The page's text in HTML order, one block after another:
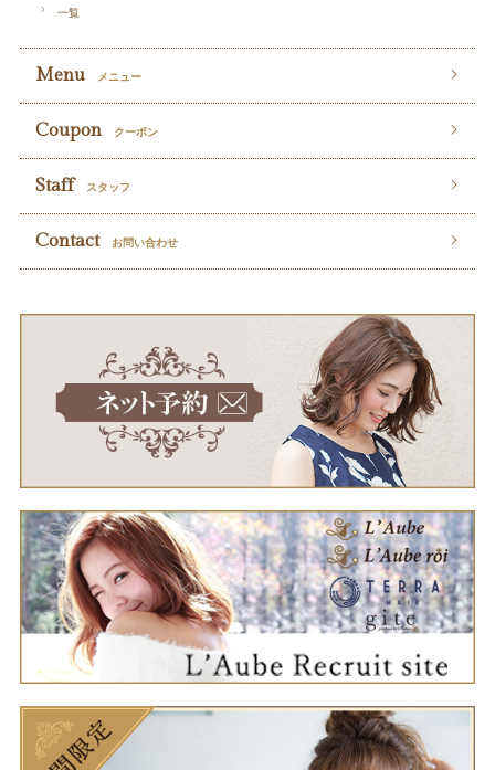
一覧
Menu メニュー
Coupon クーポン
Staff スタッフ
Contact お問い合わせ